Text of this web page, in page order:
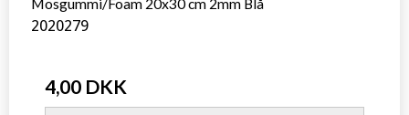
2020279
4,00 DKK